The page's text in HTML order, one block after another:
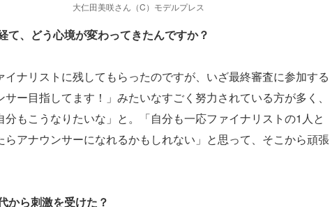
大仁田美咲さん（C）モデルプレス
、どう心境が変わってきたんですか？
ナリストに残してもらったのですが、いざ最終審査に参加する
ー目指してます！」みたいなすごく努力されている方が多く、
もこうなりたいな」と。「自分も一応ファイナリストの1人と
アナウンサーになれるかもしれない」と思って、そこから頑張
から刺激を受けた？